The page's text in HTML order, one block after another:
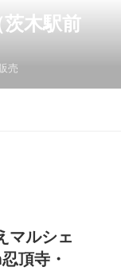
木駅前
売
マルシェ
頂寺・